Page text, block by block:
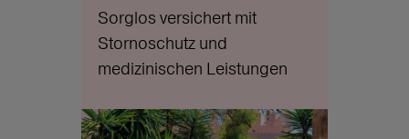
Sorglos versichert mit
Stornoschutz und
medizinischen Leistungen